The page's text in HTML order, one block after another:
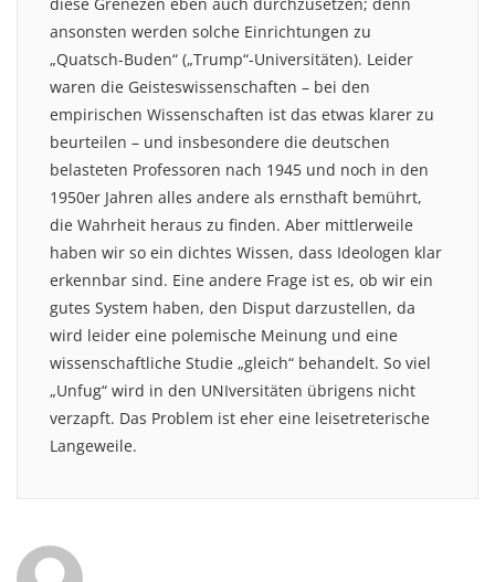
ansonsten werden solche Einrichtungen zu
„Quatsch-Buden“ („Trump“-Universitäten). Leider
waren die Geisteswissenschaften – bei den
empirischen Wissenschaften ist das etwas klarer zu
beurteilen – und insbesondere die deutschen
belasteten Professoren nach 1945 und noch in den
1950er Jahren alles andere als ernsthaft bemührt,
die Wahrheit heraus zu finden. Aber mittlerweile
haben wir so ein dichtes Wissen, dass Ideologen klar
erkennbar sind. Eine andere Frage ist es, ob wir ein
gutes System haben, den Disput darzustellen, da
wird leider eine polemische Meinung und eine
wissenschaftliche Studie „gleich“ behandelt. So viel
„Unfug“ wird in den UNIversitäten übrigens nicht
verzapft. Das Problem ist eher eine leisetreterische
Langeweile.